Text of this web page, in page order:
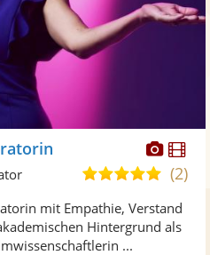
Fotos
4,9
5
(2)
mit Empathie, Verstand
Hintergrund als
...